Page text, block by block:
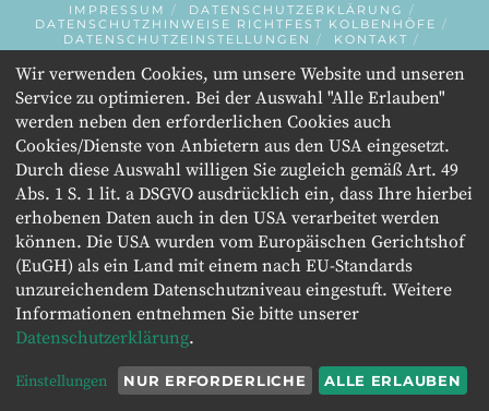
IMPRESSUM
DATENSCHUTZERKLÄRUNG
DATENSCHUTZHINWEISE RICHTFEST KOLBENHÖFE
DATENSCHUTZEINSTELLUNGEN
KONTAKT
INITIATOR
Wir verwenden Cookies, um unsere Website und unseren
Service zu optimieren. Bei der Auswahl "Alle Erlauben"
werden neben den erforderlichen Cookies auch
Cookies/Dienste von Anbietern aus den USA eingesetzt.
Durch diese Auswahl willigen Sie zugleich gemäß Art. 49
Abs. 1 S. 1 lit. a DSGVO ausdrücklich ein, dass Ihre hierbei
erhobenen Daten auch in den USA verarbeitet werden
können. Die USA wurden vom Europäischen Gerichtshof
(EuGH) als ein Land mit einem nach EU-Standards
unzureichendem Datenschutzniveau eingestuft. Weitere
Informationen entnehmen Sie bitte unserer
Datenschutzerklärung.
Einstellungen NUR ERFORDERLICHE ALLE ERLAUBEN